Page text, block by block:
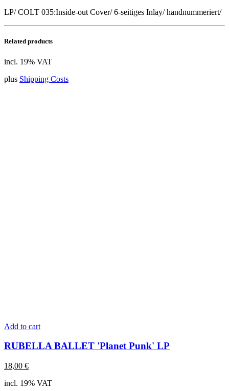
LP/ COLT 035:Inside-out Cover/ 6-seitiges Inlay/ handnummeriert/
Related products
incl. 19% VAT
plus Shipping Costs
Add to cart
RUBELLA BALLET 'Planet Punk' LP
18,00 €
incl. 19% VAT